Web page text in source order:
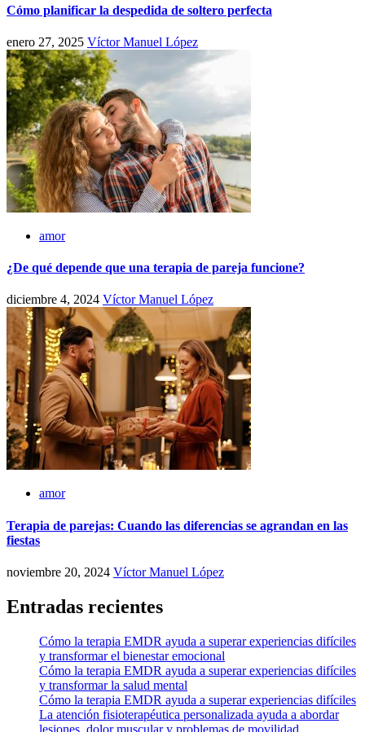
Cómo planificar la despedida de soltero perfecta
enero 27, 2025 Víctor Manuel López
amor
¿De qué depende que una terapia de pareja funcione?
diciembre 4, 2024 Víctor Manuel López
amor
Terapia de parejas: Cuando las diferencias se agrandan en las
fiestas
noviembre 20, 2024 Víctor Manuel López
Entradas recientes
Cómo la terapia EMDR ayuda a superar experiencias difíciles
y transformar el bienestar emocional
Cómo la terapia EMDR ayuda a superar experiencias difíciles
y transformar la salud mental
Cómo la terapia EMDR ayuda a superar experiencias difíciles
La atención fisioterapéutica personalizada ayuda a abordar
lesiones, dolor muscular y problemas de movilidad